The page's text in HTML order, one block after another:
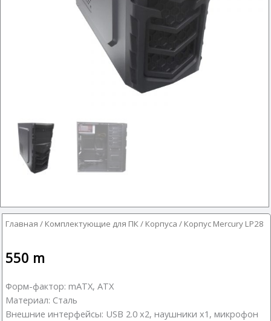
Главная / Комплектующие для ПК / Корпуса / Корпус Mercury LP28
550 m
Форм-фактор: mATX, ATX
Материал: Сталь
Внешние интерфейсы: USB 2.0 x2, наушники х1, микрофон